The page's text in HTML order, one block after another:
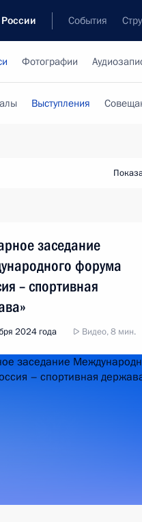
События
Фотографии
Выступления
заседание
форума
– спортивная
2024 года Видео, 8 мин.